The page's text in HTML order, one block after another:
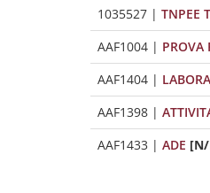
1035527 | TNPEE
AAF1004 | PROVA
AAF1404 |
AAF1398 |
AAF1433 | ADE